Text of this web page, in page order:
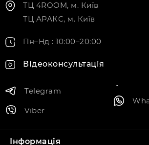
ТЦ 4ROOM, м. Київ
ТЦ АРАКС, м. Київ
Пн–Нд : 10:00–20:00
Відеоконсультація
Telegram
Viber
Інформація